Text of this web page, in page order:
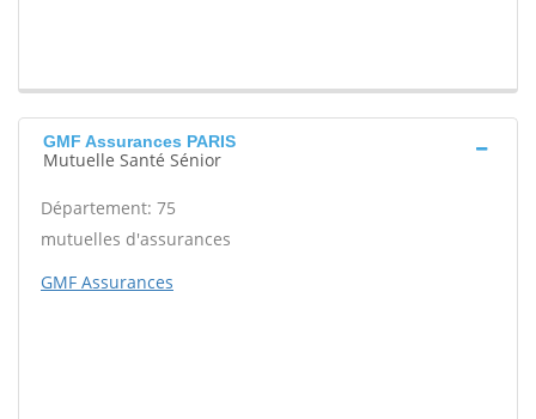
GMF Assurances PARIS
Mutuelle Santé Sénior
Département: 75
mutuelles d'assurances
GMF Assurances